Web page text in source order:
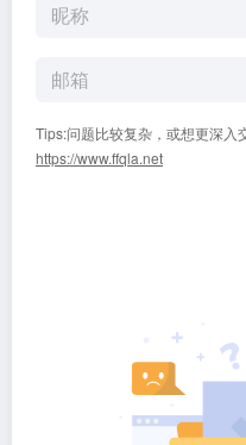
Tips:问题比较复杂，或想更深入
https://www.ffqla.net